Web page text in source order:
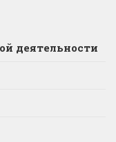
деятельности